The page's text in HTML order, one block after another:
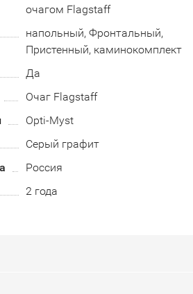
очагом Flagstaff
напольный, Фронтальный,
Пристенный, каминокомплект
Да
Очаг Flagstaff
Opti-Myst
Серый графит
Россия
2 года